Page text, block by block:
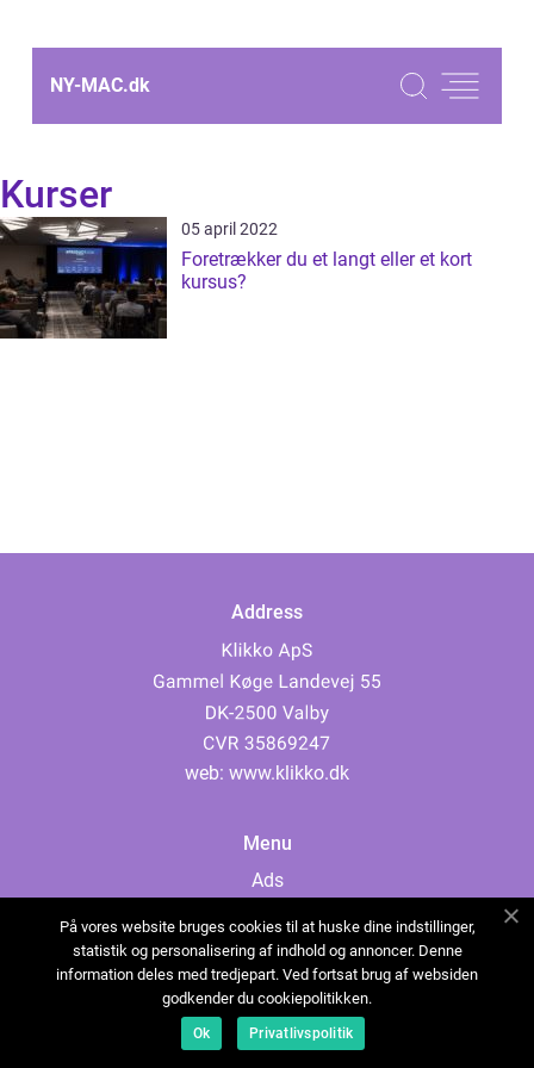
NY-MAC.dk
Kurser
05 april 2022
Foretrækker du et langt eller et kort
kursus?
Address
web: www.klikko.dk
Menu
Ads
Cookies
Contact
Sitemap
På vores website bruges cookies til at huske dine indstillinger,
statistik og personalisering af indhold og annoncer. Denne
information deles med tredjepart. Ved fortsat brug af websiden
godkender du cookiepolitikken.
Ok Privatlivspolitik